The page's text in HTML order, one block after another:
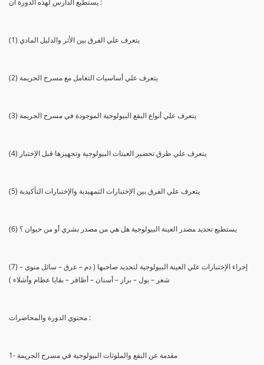
(1) يتعرف علي الفرق بين الأثر والدليل المادي
(2) يتعرف علي أساسيات التعامل مع مسرح الجريمة
(3) يتعرف علي أنواع البقع البيولوجية الموجودة في مسرح الجريمة
(4) يتعرف علي طرق تحضير العينات البيولوجية وتجهيزها قبل الإختبار
(5) يتعرف علي الفرق بين الإختبارات التمهيدية والإختبارات التأكيدية
(6) يستطيع تحديد مصدر العينة البيولوجية هل هي من مصدر بشري أو من حيوان ؟
(7) إجراء الإختبارات علي العينة البيولوجية لتحديد صاحبها ( دم – عرق – سائل منوي –
شعر – بول – براز – أسنان – أظافر – بقايا عظام وأشلاء )
محتوي الدورة والمحاضرات :
1- مقدمة عن البقع والملوثات البيولوجية في مسرح الجريمة